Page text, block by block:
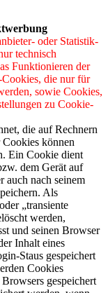
oder Statistik-
technisch
Funktionieren der
Cookies, die nur für
sowie Cookies,
zu Cookie-
die auf Rechnern
können
Ein Cookie dient
dem Gerät auf
auch nach seinem
Als
„transiente
werden,
und seinen Browser
Inhalt eines
Staus gespeichert
Cookies
gespeichert